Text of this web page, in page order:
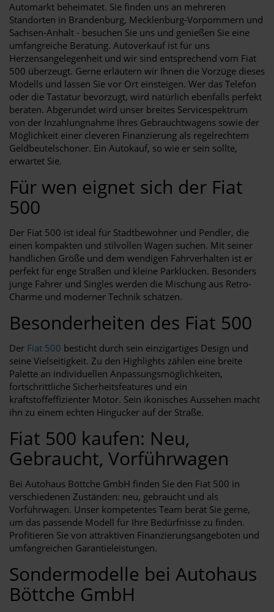
Automarkt beheimatet. Sie finden uns an mehreren
Standorten in Brandenburg, Mecklenburg-Vorpommern und
Sachsen-Anhalt - besuchen Sie uns und genießen Sie eine
umfangreiche Beratung. Autoverkauf ist für uns
Herzensangelegenheit und wir sind entsprechend vom Fiat
500 überzeugt. Gerne erläutern wir Ihnen die Vorzüge dieses
Modells und lassen Sie vor Ort einsteigen. Wer das Telefon
oder die Tastatur bevorzugt, wird natürlich ebenfalls perfekt
beraten. Abgerundet wird unser breites Servicespektrum
von der Inzahlungnahme Ihres Gebrauchtwagens sowie der
Möglichkeit einer cleveren Finanzierung als regelrechtem
Geldbeutelschoner. Ein Autokauf, so wie er sein sollte,
erwartet Sie.
Für wen eignet sich der Fiat
500
Der Fiat 500 ist ideal für Stadtbewohner und Pendler, die
einen kompakten und stilvollen Wagen suchen. Mit seiner
handlichen Größe und dem wendigen Fahrverhalten ist er
perfekt für enge Straßen und kleine Parklücken. Besonders
junge Fahrer und Singles werden die Mischung aus Retro-
Charme und moderner Technik schätzen.
Besonderheiten des Fiat 500
Der Fiat 500 besticht durch sein einzigartiges Design und
seine Vielseitigkeit. Zu den Highlights zählen eine breite
Palette an individuellen Anpassungsmöglichkeiten,
fortschrittliche Sicherheitsfeatures und ein
kraftstoffeffizienter Motor. Sein ikonisches Aussehen macht
ihn zu einem echten Hingucker auf der Straße.
Fiat 500 kaufen: Neu,
Gebraucht, Vorführwagen
Bei Autohaus Böttche GmbH finden Sie den Fiat 500 in
verschiedenen Zuständen: neu, gebraucht und als
Vorführwagen. Unser kompetentes Team berät Sie gerne,
um das passende Modell für Ihre Bedürfnisse zu finden.
Profitieren Sie von attraktiven Finanzierungsangeboten und
umfangreichen Garantieleistungen.
Sondermodelle bei Autohaus
Böttche GmbH